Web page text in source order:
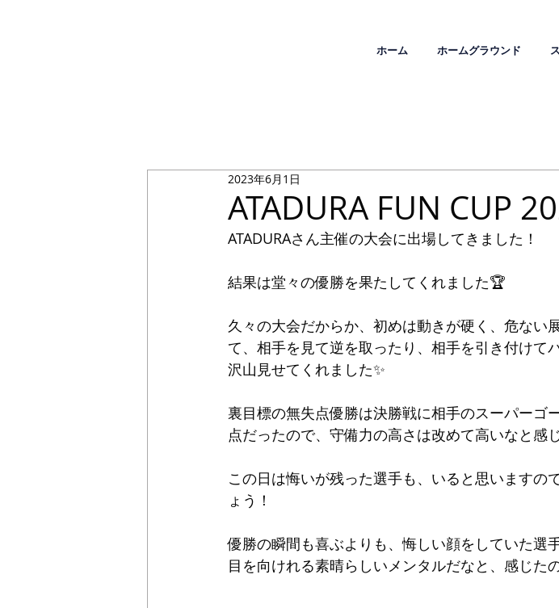
ホーム ホームグラウンド
ATADURA FUN CUP
2023年6月1日
ATADURAさん主催の大会に出場してきました！
結果は堂々の優勝を果たしてくれました🏆
久々の大会だからか、初めは動きが硬く、危ない
て、相手を見て逆を取ったり、相手を引き付けて
沢山見せてくれました✨
裏目標の無失点優勝は決勝戦に相手のスーパーゴ
点だったので、守備力の高さは改めて高いなと感
この日は悔いが残った選手も、いると思いますの
ょう！
優勝の瞬間も喜ぶよりも、悔しい顔をしていた選
目を向けれる素晴らしいメンタルだなと、感じた